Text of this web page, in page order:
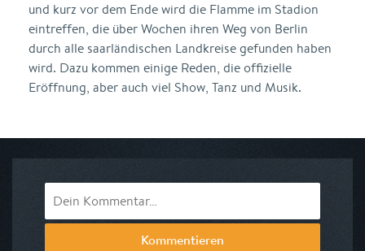
und kurz vor dem Ende wird die Flamme im Stadion
eintreffen, die über Wochen ihren Weg von Berlin
durch alle saarländischen Landkreise gefunden haben
wird. Dazu kommen einige Reden, die offizielle
Eröffnung, aber auch viel Show, Tanz und Musik.
Kommentieren